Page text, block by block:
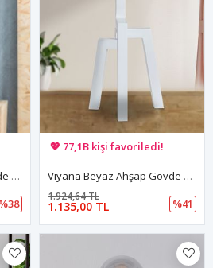
Zenga Eskitme Metal Gövde Beyaz Camlı Tasarım Lüx Masa Lambası
%38
🚚 Hızlı teslimat yapılıyor!
💖 77,1B kişi favoriledi!
💸 Sepette 100 TL indirim!
Viyana Beyaz Ahşap Gövde Eskitme Başlık Tasarım Lüx Masa Lambası
1.135,00 TL
1.924,64 TL
%41